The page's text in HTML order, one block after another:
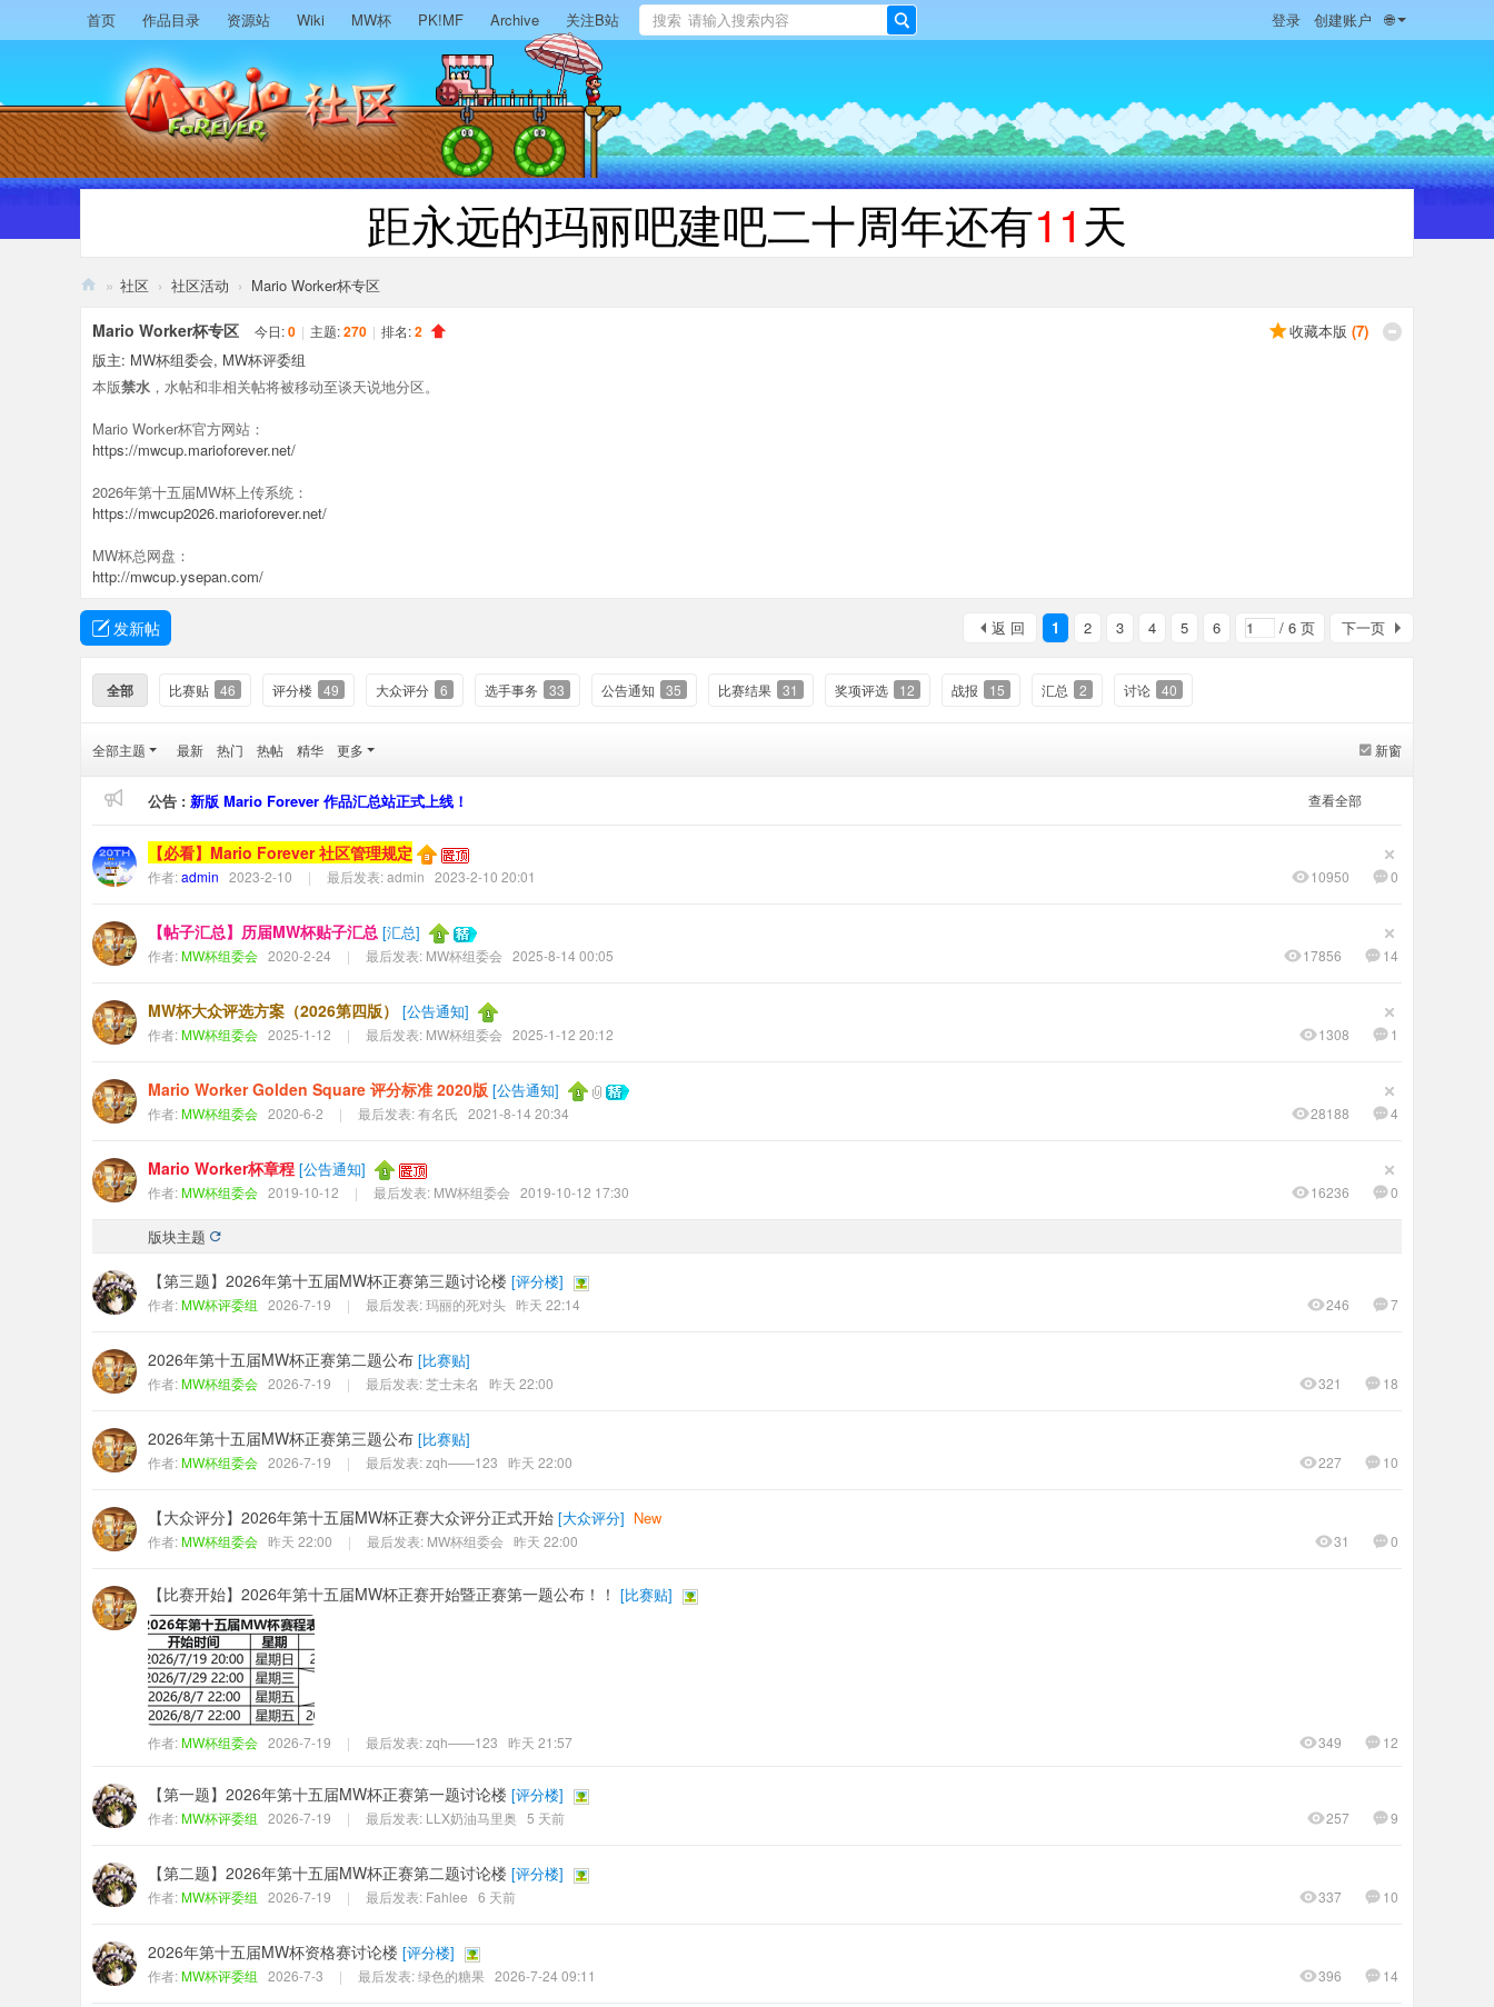
首页 作品目录 资源站 Wiki MW杯 PK!MF Archive 关注B站 搜索
索
登录 创建账户 🌐
距永远的玛丽吧建吧二十周年还有11天
o
or
er
区
» 社区 › 社区活动 › Mario Worker杯专区
收藏本版 (7)
Mario Worker杯专区 今日:0 | 主题:270 | 排名:2
版主: MW杯组委会, MW杯评委组
本版禁水 ，水帖和非相关帖将被移动至谈天说地分区。
Mario Worker杯官方网站：
https://mwcup.marioforever.net/
2026年第十五届MW杯上传系统：
https://mwcup2026.marioforever.net/
MW杯总网盘：
http://mwcup.ysepan.com/
1 2 3 4 5 6 / 6 页 下一页
返 回
发新帖
全部 比赛贴 46 评分楼 49 大众评分 6 选手事务 33 公告通知 35 比赛结果 31 奖项评选 12 战报 15 汇总 2 讨论 40
新窗
全部主题 最新 热门 热帖 精华 更多
公告 : 新版 Mario Forever 作品汇总站正式上线！ 查看全部
【必看】Mario Forever 社区管理规定
作者:admin 2023-2-10 | 最后发表:admin 2023-2-10 20:01 0
10950
【帖子汇总】历届MW杯贴子汇总 [汇总]
作者:MW杯组委会 2020-2-24 | 最后发表: MW杯组委会 2025-8-14 00:05 14
17856
MW杯大众评选方案（2026第四版） [公告通知]
作者:MW杯组委会 2025-1-12 | 最后发表: MW杯组委会 2025-1-12 20:12 1
1308
Mario Worker Golden Square 评分标准 2020版 [公告通知]
作者:MW杯组委会 2020-6-2 | 最后发表:有名氏 2021-8-14 20:34 4
28188
Mario Worker杯章程 [公告通知]
作者:MW杯组委会 2019-10-12 | 最后发表: MW杯组委会 2019-10-12 17:30 0
16236
版块主题
【第三题】2026年第十五届MW杯正赛第三题讨论楼 [评分楼]
作者:MW杯评委组 2026-7-19 | 最后发表:玛丽的死对头 昨天 22:14 7
246
2026年第十五届MW杯正赛第二题公布 [比赛贴]
作者:MW杯组委会 2026-7-19 | 最后发表:芝士未名 昨天 22:00 18
321
2026年第十五届MW杯正赛第三题公布 [比赛贴]
作者:MW杯组委会 2026-7-19 | 最后发表:zqh——123 昨天 22:00 10
227
【大众评分】2026年第十五届MW杯正赛大众评分正式开始 [大众评分] New
作者:MW杯组委会 昨天 22:00 | 最后发表: MW杯组委会 昨天 22:00 0
31
【比赛开始】2026年第十五届MW杯正赛开始暨正赛第一题公布！！ [比赛贴]
作者:MW杯组委会 2026-7-19 | 最后发表:zqh——123 昨天 21:57 12
349
【第一题】2026年第十五届MW杯正赛第一题讨论楼 [评分楼]
作者:MW杯评委组 2026-7-19 | 最后发表: LLX奶油马里奥 5 天前 9
257
【第二题】2026年第十五届MW杯正赛第二题讨论楼 [评分楼]
作者:MW杯评委组 2026-7-19 | 最后发表: Fahlee 6 天前 10
337
2026年第十五届MW杯资格赛讨论楼 [评分楼]
作者:MW杯评委组 2026-7-3 | 最后发表:绿色的糖果 2026-7-24 09:11 14
396